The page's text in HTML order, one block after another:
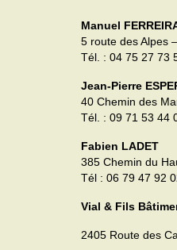
Manuel
5 route des Alpes
Tél. : 04 75 27 73
Jean-Pierre
40 Chemin des
Tél. : 09 71 53 44
Fabien LADET
385 Chemin du
Tél : 06 79 47 92
Vial & Fils
2405 Route des